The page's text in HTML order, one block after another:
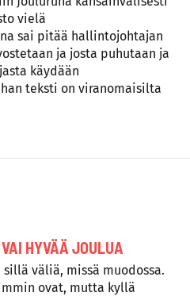
vielä
sai pitää hallintojohtajan
ja josta puhutaan ja
käydään
teksti on viranomaisilta
HYVÄÄ JOULUA
väliä, missä muodossa.
ovat, mutta kyllä